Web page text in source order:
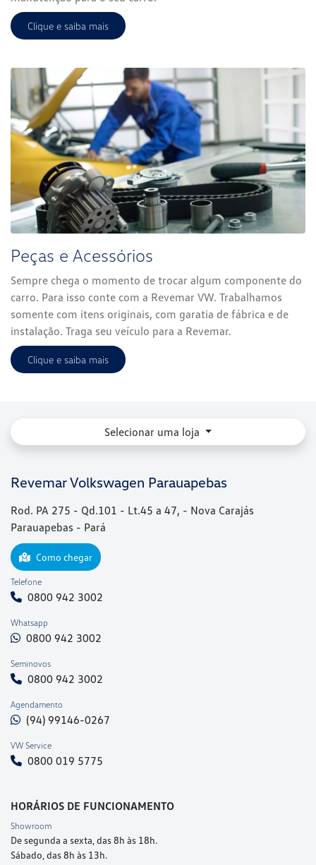
Clique e saiba mais
Peças e Acessórios
Sempre chega o momento de trocar algum componente do
carro. Para isso conte com a Revemar VW. Trabalhamos
somente com itens originais, com garatia de fábrica e de
instalação. Traga seu veículo para a Revemar.
Clique e saiba mais
Selecionar uma loja
Revemar Volkswagen Parauapebas
Rod. PA 275 - Qd.101 - Lt.45 a 47, - Nova Carajás
Parauapebas - Pará
Como chegar
Telefone
0800 942 3002
Whatsapp
0800 942 3002
Seminovos
0800 942 3002
Agendamento
(94) 99146-0267
VW Service
0800 019 5775
HORÁRIOS DE FUNCIONAMENTO
Showroom
De segunda a sexta, das 8h às 18h.
Sábado, das 8h às 13h.